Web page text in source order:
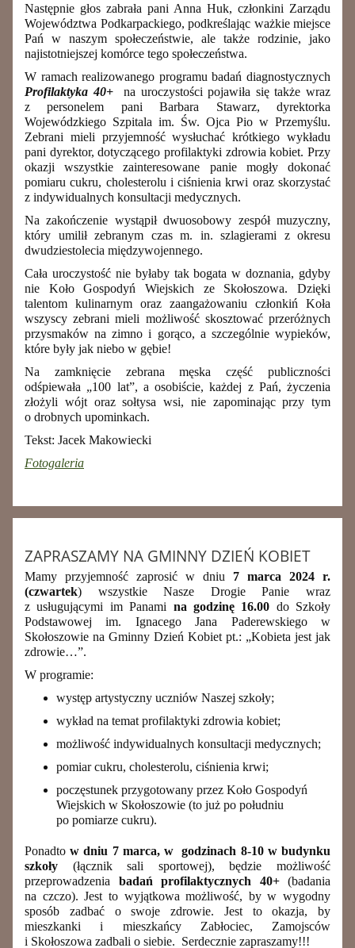
Następnie głos zabrała pani Anna Huk, członkini Zarządu
Województwa Podkarpackiego, podkreślając ważkie miejsce
Pań w naszym społeczeństwie, ale także rodzinie, jako
najistotniejszej komórce tego społeczeństwa.
W ramach realizowanego programu badań diagnostycznych
Profilaktyka 40+na uroczystości pojawiła się także wraz
z personelem pani Barbara Stawarz, dyrektorka
Wojewódzkiego Szpitala im. Św. Ojca Pio w Przemyślu.
Zebrani mieli przyjemność wysłuchać krótkiego wykładu
pani dyrektor, dotyczącego profilaktyki zdrowia kobiet. Przy
okazji wszystkie zainteresowane panie mogły dokonać
pomiaru cukru, cholesterolu i ciśnienia krwi oraz skorzystać
z indywidualnych konsultacji medycznych.
Na zakończenie wystąpił dwuosobowy zespół muzyczny,
który umilił zebranym czas m. in. szlagierami z okresu
dwudziestolecia międzywojennego.
Cała uroczystość nie byłaby tak bogata w doznania, gdyby
nie Koło Gospodyń Wiejskich ze Skołoszowa. Dzięki
talentom kulinarnym oraz zaangażowaniu członkiń Koła
wszyscy zebrani mieli możliwość skosztować przeróżnych
przysmaków na zimno i gorąco, a szczególnie wypieków,
które były jak niebo w gębie!
Na zamknięcie zebrana męska część publiczności
odśpiewała „100 lat”, a osobiście, każdej z Pań, życzenia
złożyli wójt oraz sołtysa wsi, nie zapominając przy tym
o drobnych upominkach.
Tekst: Jacek Makowiecki
Fotogaleria
ZAPRASZAMY NA GMINNY DZIEŃ KOBIET
Mamy przyjemność zaprosić w dniu 7 marca 2024 r.
(czwartek) wszystkie Nasze Drogie Panie wraz
z usługującymi im Panami na godzinę 16.00 do Szkoły
Podstawowej im. Ignacego Jana Paderewskiego w
Skołoszowie na Gminny Dzień Kobiet pt.: „Kobieta jest jak
zdrowie…”.
W programie:
występ artystyczny uczniów Naszej szkoły;
wykład na temat profilaktyki zdrowia kobiet;
możliwość indywidualnych konsultacji medycznych;
pomiar cukru, cholesterolu, ciśnienia krwi;
poczęstunek przygotowany przez Koło Gospodyń
Wiejskich w Skołoszowie (to już po południu
po pomiarze cukru).
Ponadtow dniu 7 marca, w godzinach 8-10 w budynku
szkoły (łącznik sali sportowej), będzie możliwość
przeprowadzenia badań profilaktycznych 40+(badania
na czczo). Jest to wyjątkowa możliwość, by w wygodny
sposób zadbać o swoje zdrowie. Jest to okazja, by
mieszkanki i mieszkańcy Zabłociec, Zamojsców
i Skołoszowa zadbali o siebie. Serdecznie zapraszamy!!!